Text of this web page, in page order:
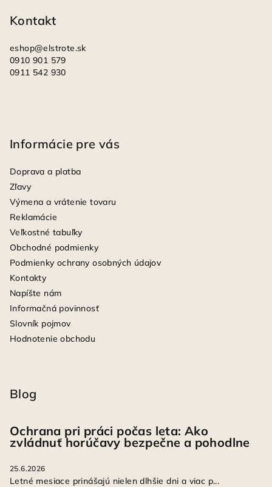
Kontakt
eshop@elstrote.sk
0910 901 579
0911 542 930
Informácie pre vás
Doprava a platba
Zľavy
Výmena a vrátenie tovaru
Reklamácie
Veľkostné tabuľky
Obchodné podmienky
Podmienky ochrany osobných údajov
Kontakty
Napíšte nám
Informačná povinnosť
Slovník pojmov
Hodnotenie obchodu
Blog
Ochrana pri práci počas leta: Ako
zvládnuť horúčavy bezpečne a pohodlne
25.6.2026
Letné mesiace prinášajú nielen dlhšie dni a viac p...